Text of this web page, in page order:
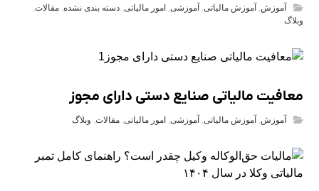
آموزش ,آموزش مالیاتی ,آموزشی ,امور مالیاتی ,دسته بندی نشده ,مقالات
وبلاگ
معافیت مالیاتی صنایع دستی دارای مجوز
آموزش ,آموزش مالیاتی ,آموزشی ,امور مالیاتی ,مقالات وبلاگ